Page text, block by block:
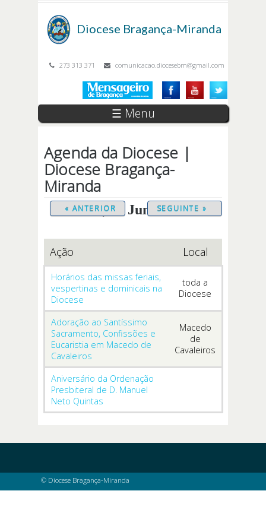
Diocese Bragança-Miranda
273 313 371 comunicacao.diocesebm@gmail.com
☰ Menu
Agenda da Diocese |
Diocese Bragança-
Miranda
Sexta, 12 Junho 2026
« ANTERIOR SEGUINTE »
Ação Local
Horários das missas feriais,
vespertinas e dominicais na
Diocese
toda a
Diocese
Adoração ao Santíssimo
Sacramento, Confissões e
Eucaristia em Macedo de
Cavaleiros
Macedo
de
Cavaleiros
Aniversário da Ordenação
Presbiteral de D. Manuel
Neto Quintas
© Diocese Bragança-Miranda